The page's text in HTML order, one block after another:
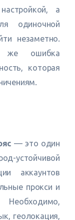
а
одиночной
незаметно.
же ошибка
которая
— это один
устойчивой
аккаунтов
прокси и
Необходимо,
геолокация,